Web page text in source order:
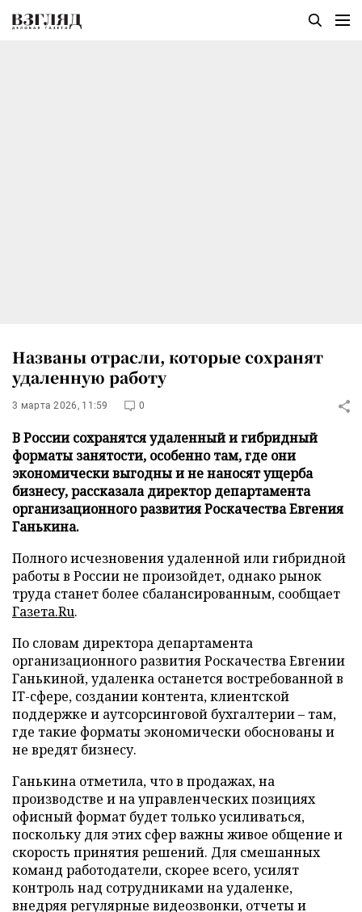
Названы отрасли, которые сохранят
удаленную работу
3 марта 2026, 11:59 0
В России сохранятся удаленный и гибридный
форматы занятости, особенно там, где они
экономически выгодны и не наносят ущерба
бизнесу, рассказала директор департамента
организационного развития Роскачества Евгения
Ганькина.
Полного исчезновения удаленной или гибридной
работы в России не произойдет, однако рынок
труда станет более сбалансированным, сообщает
Газета.Ru.
По словам директора департамента
организационного развития Роскачества Евгении
Ганькиной, удаленка останется востребованной в
IT-сфере, создании контента, клиентской
поддержке и аутсорсинговой бухгалтерии – там,
где такие форматы экономически обоснованы и
не вредят бизнесу.
Ганькина отметила, что в продажах, на
производстве и на управленческих позициях
офисный формат будет только усиливаться,
поскольку для этих сфер важны живое общение и
скорость принятия решений. Для смешанных
команд работодатели, скорее всего, усилят
контроль над сотрудниками на удаленке,
внедряя регулярные видеозвонки, отчеты и